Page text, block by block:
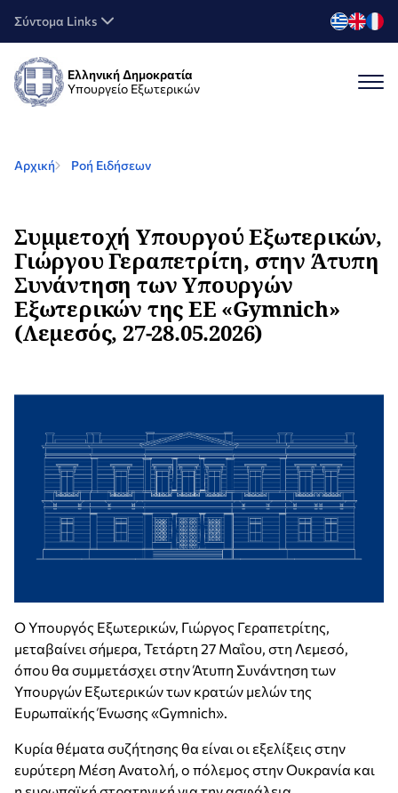
Σύντομα Links
Ελληνική Δημοκρατία
Υπουργείο Εξωτερικών
Αρχική Ροή Ειδήσεων
Συμμετοχή Υπουργού Εξωτερικών,
Γιώργου Γεραπετρίτη, στην Άτυπη
Συνάντηση των Υπουργών
Εξωτερικών της ΕΕ «Gymnich»
(Λεμεσός, 27-28.05.2026)
Ο Υπουργός Εξωτερικών, Γιώργος Γεραπετρίτης,
μεταβαίνει σήμερα, Τετάρτη 27 Μαΐου, στη Λεμεσό,
όπου θα συμμετάσχει στην Άτυπη Συνάντηση των
Υπουργών Εξωτερικών των κρατών μελών της
Ευρωπαϊκής Ένωσης «Gymnich».
Κυρία θέματα συζήτησης θα είναι οι εξελίξεις στην
ευρύτερη Μέση Ανατολή, ο πόλεμος στην Ουκρανία και